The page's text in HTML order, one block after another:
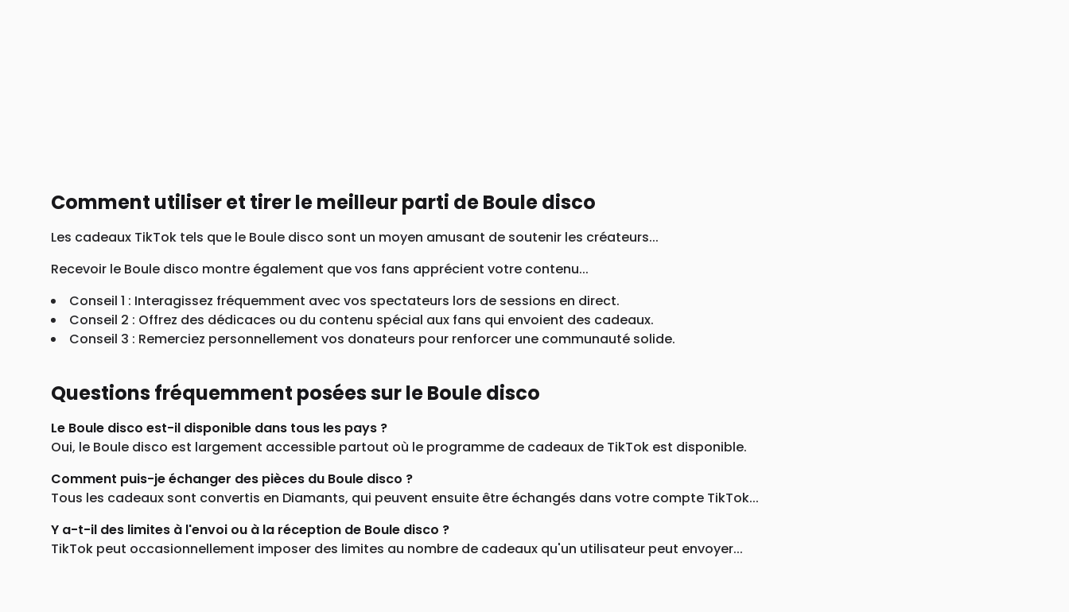
Comment utiliser et tirer le meilleur parti de Boule disco
Les cadeaux TikTok tels que le Boule disco sont un moyen amusant de soutenir les créateurs...
Recevoir le Boule disco montre également que vos fans apprécient votre contenu...
Conseil 1 : Interagissez fréquemment avec vos spectateurs lors de sessions en direct.
Conseil 2 : Offrez des dédicaces ou du contenu spécial aux fans qui envoient des cadeaux.
Conseil 3 : Remerciez personnellement vos donateurs pour renforcer une communauté solide.
Questions fréquemment posées sur le Boule disco
Le Boule disco est-il disponible dans tous les pays ?
Oui, le Boule disco est largement accessible partout où le programme de cadeaux de TikTok est disponible.
Comment puis-je échanger des pièces du Boule disco ?
Tous les cadeaux sont convertis en Diamants, qui peuvent ensuite être échangés dans votre compte TikTok...
Y a-t-il des limites à l'envoi ou à la réception de Boule disco ?
TikTok peut occasionnellement imposer des limites au nombre de cadeaux qu'un utilisateur peut envoyer...